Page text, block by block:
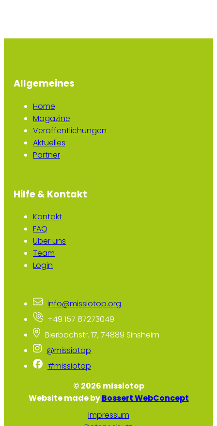
Allgemeines
Home
Magazine
Veröffentlichungen
Aktuelles
Partner
Hilfe & Kontakt
Kontakt
FAQ
Über uns
Team
Login
info@missiotop.org
+49 157 87273049
Bierbachstr. 17, 74889 Sinsheim
@missiotop
#missiotop
© 2026 missiotop
Website made byBossert WebConcept
Impressum